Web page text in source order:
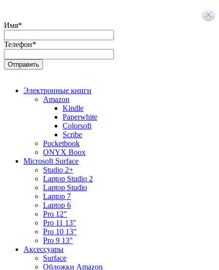
Имя*
Телефон*
Электронные книги
Amazon
Kindle
Paperwhite
Colorsoft
Scribe
Pocketbook
ONYX Boox
Microsoft Surface
Studio 2+
Laptop Studio 2
Laptop Studio
Laptop 7
Laptop 6
Pro 12"
Pro 11 13"
Pro 10 13"
Pro 9 13"
Аксессуары
Surface
Обложки Amazon